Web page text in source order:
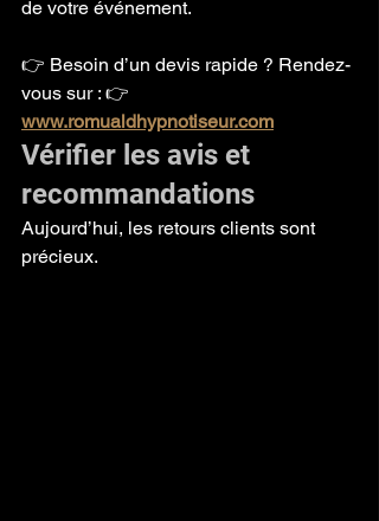
de votre événement.
👉 Besoin d’un devis rapide ? Rendez-
vous sur : 👉
www.romualdhypnotiseur.com
Vérifier les avis et
recommandations
Aujourd’hui, les retours clients sont
précieux.